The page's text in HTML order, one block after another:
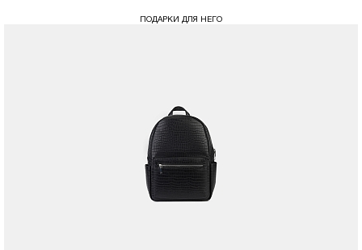
ПОДАРКИ ДЛЯ НЕГО